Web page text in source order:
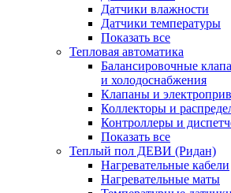
Датчики влажности
Датчики температуры
Показать все
Тепловая автоматика
Балансировочные
и холодоснабжения
Клапаны и
Коллекторы и
Контроллеры и
Показать все
Теплый пол ДЕВИ (Ридан)
Нагревательные кабели
Нагревательные маты